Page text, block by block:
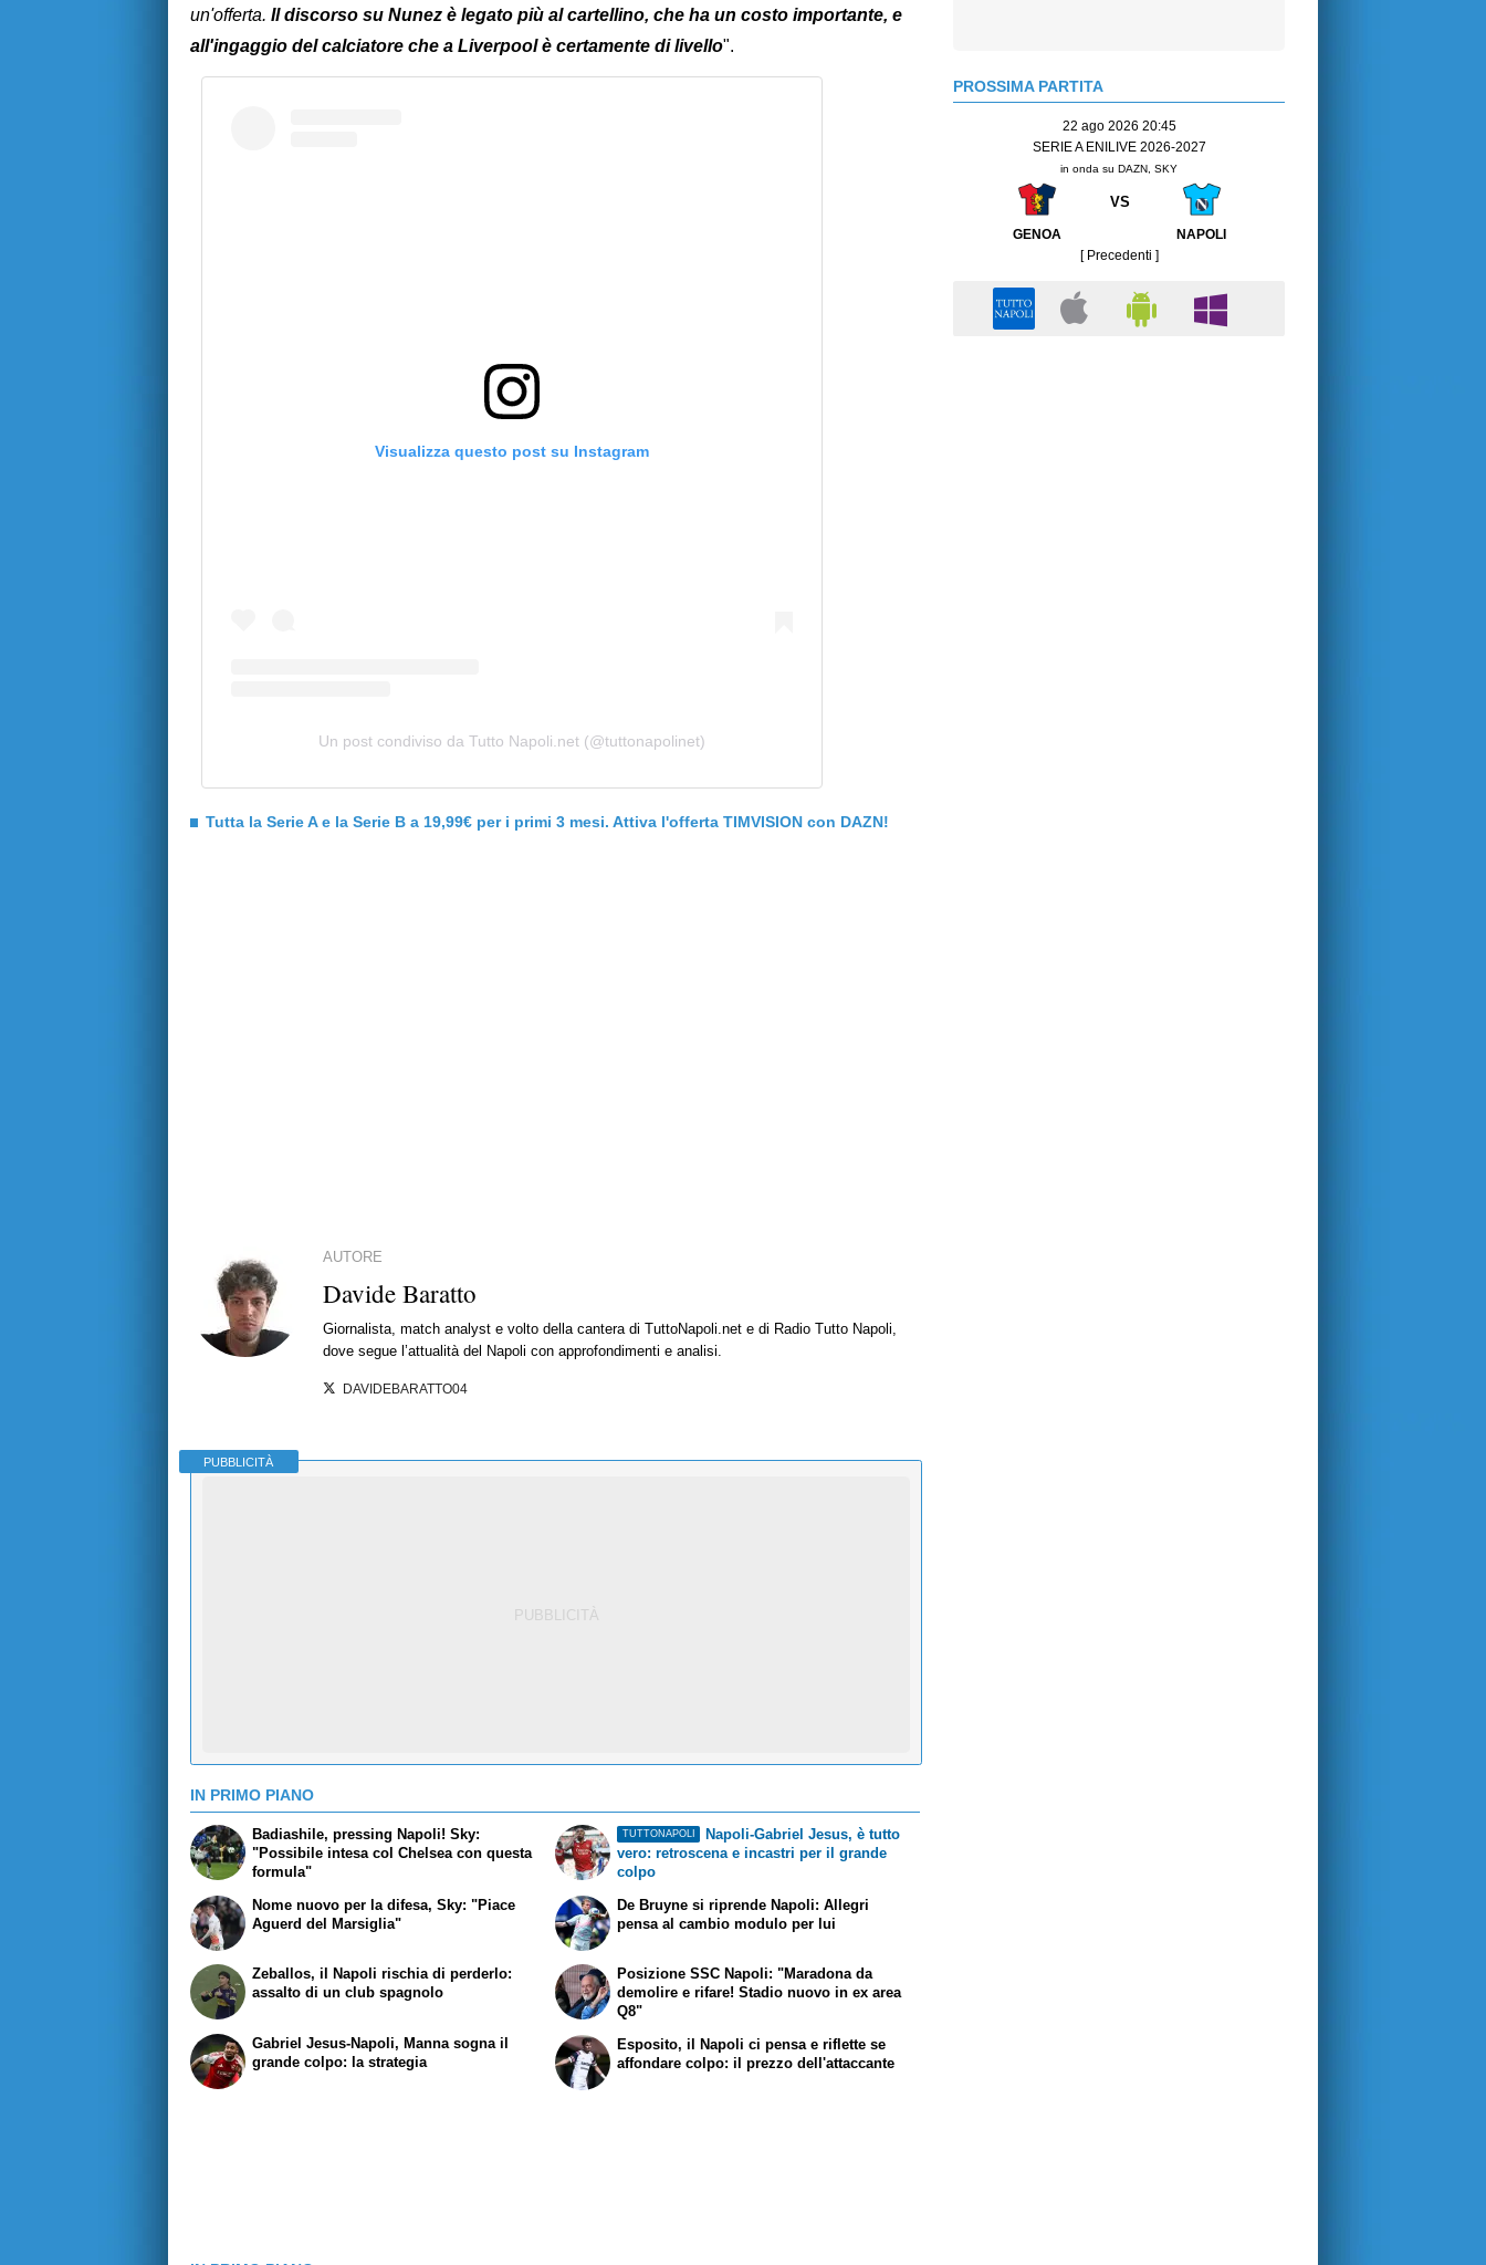
un'offerta. Il discorso su Nunez è legato più al cartellino, che ha un costo importante, e
all'ingaggio del calciatore che a Liverpool è certamente di livello".
Visualizza questo post su Instagram
Un post condiviso da Tutto Napoli.net (@tuttonapolinet)
Tutta la Serie A e la Serie B a 19,99€ per i primi 3 mesi. Attiva l'offerta TIMVISION con DAZN!
AUTORE
Davide Baratto
Giornalista, match analyst e volto della cantera di TuttoNapoli.net e di Radio Tutto Napoli,
dove segue l’attualità del Napoli con approfondimenti e analisi.
DAVIDEBARATTO04
PUBBLICITÀ
IN PRIMO PIANO
Badiashile, pressing Napoli! Sky:
"Possibile intesa col Chelsea con questa
formula"
Nome nuovo per la difesa, Sky: "Piace
Aguerd del Marsiglia"
TUTTONAPOLI
Napoli-Gabriel Jesus, è tutto
vero: retroscena e incastri per il grande
colpo
De Bruyne si riprende Napoli: Allegri
pensa al cambio modulo per lui
Zeballos, il Napoli rischia di perderlo:
assalto di un club spagnolo
Gabriel Jesus-Napoli, Manna sogna il
grande colpo: la strategia
Posizione SSC Napoli: "Maradona da
demolire e rifare! Stadio nuovo in ex area
Q8"
Esposito, il Napoli ci pensa e riflette se
affondare colpo: il prezzo dell'attaccante
PROSSIMA PARTITA
22 ago 2026 20:45
SERIE A ENILIVE 2026-2027
in onda su DAZN, SKY
VS
GENOA
NAPOLI
[ Precedenti ]